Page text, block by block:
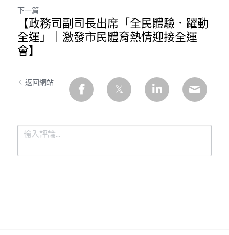
下一篇
【政務司副司長出席「全民體驗．躍動
全運」｜激發市民體育熱情迎接全運
會】
返回網站